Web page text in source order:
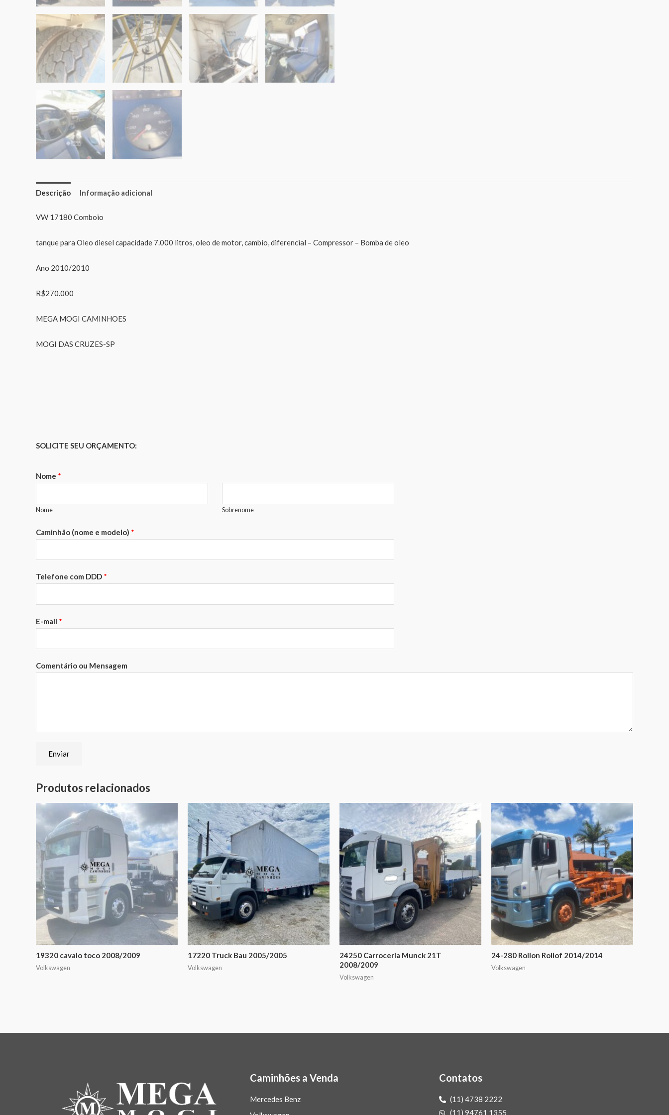
Descrição Informação adicional
VW 17180 Comboio
tanque para Oleo diesel capacidade 7.000 litros, oleo de motor, cambio, diferencial – Compressor – Bomba de oleo
Ano 2010/2010
R$270.000
MEGA MOGI CAMINHOES
MOGI DAS CRUZES-SP
SOLICITE SEU ORÇAMENTO:
Nome *
Nome Sobrenome
Caminhão (nome e modelo) *
Telefone com DDD *
E-mail *
Comentário ou Mensagem
Enviar
Produtos relacionados
19320 cavalo toco 2008/2009
Volkswagen
17220 Truck Bau 2005/2005
Volkswagen
24250 Carroceria Munck 21T
2008/2009
Volkswagen
24-280 Rollon Rollof 2014/2014
Volkswagen
Caminhões a Venda
Mercedes Benz
Contatos
(11) 4738 2222
(11) 94761 1355